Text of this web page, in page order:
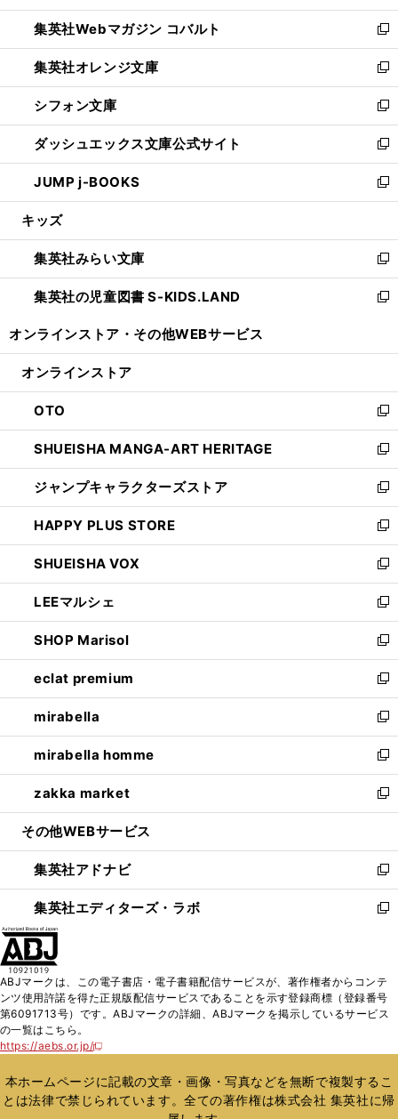
開
く
ウ
で
開
く
ン
ド
ウ
で
開
く
ウ
ィ
ン
ド
ウ
で
開
く
集英社Webマガジン コバルト
新
し
い
ウ
ィ
ン
ド
ウ
で
開
集英社オレンジ文庫
新
し
い
ウ
ィ
ン
ド
ウ
開
く
シフォン文庫
新
し
い
ウ
ィ
ン
ウ
で
開
く
ダッシュエックス文庫公式サイト
新
し
い
ウ
ン
ド
ウ
で
JUMP j-BOOKS
新
し
ウ
ィ
ン
ド
開
キッズ
集英社みらい文庫
新
し
い
ン
ウ
で
開
く
集英社の児童図書 S-KIDS.LAND
新
ウ
ン
ド
ウ
で
開
く
オンラインストア・ その他WEBサービス
オンラインストア
OTO
新
し
い
ウ
ィ
ン
ド
ウ
で
開
く
SHUEISHA MANGA-ART HERITAGE
新
し
い
ウ
ィ
ン
ド
ウ
で
開
く
ジャンプキャラクターズストア
新
し
い
ウ
ィ
ン
ド
ウ
で
開
く
HAPPY PLUS STORE
新
し
い
ウ
ィ
ン
ド
ウ
で
開
く
SHUEISHA VOX
新
し
い
ウ
ィ
ン
ド
ウ
で
開
く
LEEマルシェ
新
し
い
ウ
ィ
ン
ド
ウ
で
開
く
SHOP Marisol
新
し
い
ウ
ィ
ン
ド
ウ
で
開
eclat premium
新
し
い
ウ
ィ
ン
ド
ウ
開
く
mirabella
新
し
い
ウ
ィ
ン
ウ
で
開
く
mirabella homme
新
し
い
ウ
ン
ド
ウ
で
zakka market
新
し
ウ
ィ
ン
ド
く
その他WEBサービス
集英社アドナビ
新
し
い
ド
ウ
で
集英社エディターズ・ラボ
新
ィ
ン
ド
開
く
ABJマークは、この電子書店・電子書籍配信サービスが、著作権者からコンテ
ンツ使用許諾を得た正規版配信サービスであることを示す登録商標（登録番号
第6091713号）です。ABJマークの詳細、ABJマークを掲示しているサービス
の一覧はこちら。
https://aebs.or.jp/
新
い
ウ
ィ
本ホームページに記載の文章・画像・写真などを無断で複製するこ
とは法律で禁じられています。全ての著作権は株式会社 集英社に帰